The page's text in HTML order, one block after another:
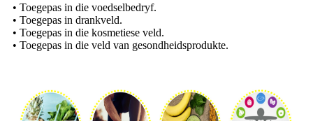
• Toegepas in die voedselbedryf.
• Toegepas in drankveld.
• Toegepas in die kosmetiese veld.
• Toegepas in die veld van gesondheidsprodukte.